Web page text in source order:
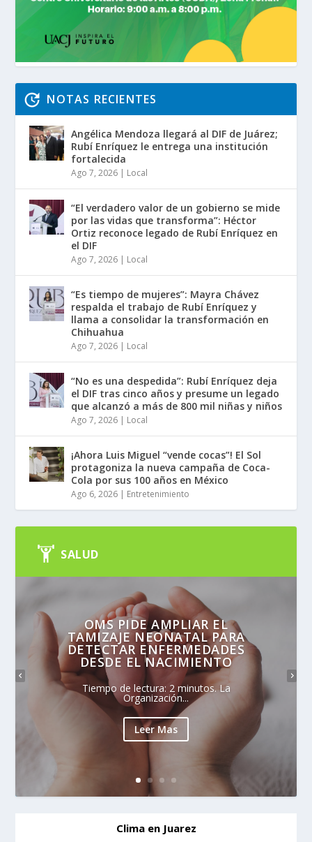
NOTAS RECIENTES
Angélica Mendoza llegará al DIF de Juárez;
Rubí Enríquez le entrega una institución
fortalecida
Ago 7, 2026 | Local
“El verdadero valor de un gobierno se mide
por las vidas que transforma”: Héctor
Ortiz reconoce legado de Rubí Enríquez en
el DIF
Ago 7, 2026 | Local
“Es tiempo de mujeres”: Mayra Chávez
respalda el trabajo de Rubí Enríquez y
llama a consolidar la transformación en
Chihuahua
Ago 7, 2026 | Local
“No es una despedida”: Rubí Enríquez deja
el DIF tras cinco años y presume un legado
que alcanzó a más de 800 mil niñas y niños
Ago 7, 2026 | Local
¡Ahora Luis Miguel “vende cocas”! El Sol
protagoniza la nueva campaña de Coca-
Cola por sus 100 años en México
Ago 6, 2026 | Entretenimiento
SALUD
OMS PIDE AMPLIAR EL
TAMIZAJE NEONATAL PARA
DETECTAR ENFERMEDADES
DESDE EL NACIMIENTO
Tiempo de lectura: 2 minutos. La
Organización...
Leer Mas
Clima en Juarez